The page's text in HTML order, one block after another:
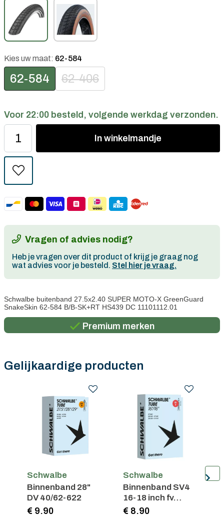
Kies uw maat: 62-584
62-584 62-406
Voor 22:00 besteld, volgende werkdag verzonden.
In winkelmandje
Vragen of advies nodig?
Heb je vragen over dit product of krijg je graag nog
wat advies voor je besteld. Stel hier je vraag.
Schwalbe buitenband 27.5x2.40 SUPER MOTO-X GreenGuard
SnakeSkin 62-584 B/B-SK+RT HS439 DC 11101112.01
Gratis verzending in België vanaf €100
Premium merken
Gelijkaardige producten
Schwalbe
Binnenband 28"
DV 40/62-622
€ 9.90
Schwalbe
Binnenband SV4
16-18 inch fv
40mm
€ 8.90